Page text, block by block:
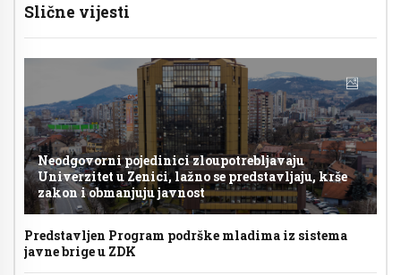
Slične vijesti
Neodgovorni pojedinici zloupotrebljavaju
Univerzitet u Zenici, lažno se predstavljaju, krše
zakon i obmanjuju javnost
Predstavljen Program podrške mladima iz sistema
javne brige u ZDK